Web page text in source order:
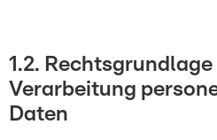
1.2.
Verarbeitung
Daten